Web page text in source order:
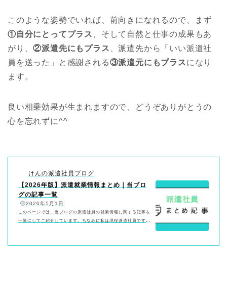
このような姿勢でいれば、前向きになれるので、まず
①自分にとってプラス
、そして自然と仕事の成果もあ
がり、②派遣先にもプラス 、派遣先から「いい派遣社
員を送った」と感謝される③派遣元にもプラスになり
ます。
良い相乗効果が生まれますので、どうぞありがとうの
心を忘れずに^^
けんの派遣社員ブログ
【2026年版】派遣就業情報まとめ｜当ブロ
グの記事一覧
2020年5月1日
このページでは、当ブログの派遣社員の就業情報に関する記事を
一覧にしてご紹介しています。ちなみに私は現役派遣社員です。
が知りたい向いている人・やめたほうがいいかもしれない人につ